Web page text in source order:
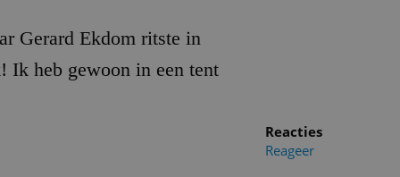
Gerard Ekdom ritste in
Ik heb gewoon in een tent
Reacties
Reageer